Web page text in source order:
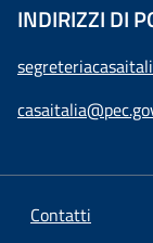
INDIRIZZI DI
Contatti